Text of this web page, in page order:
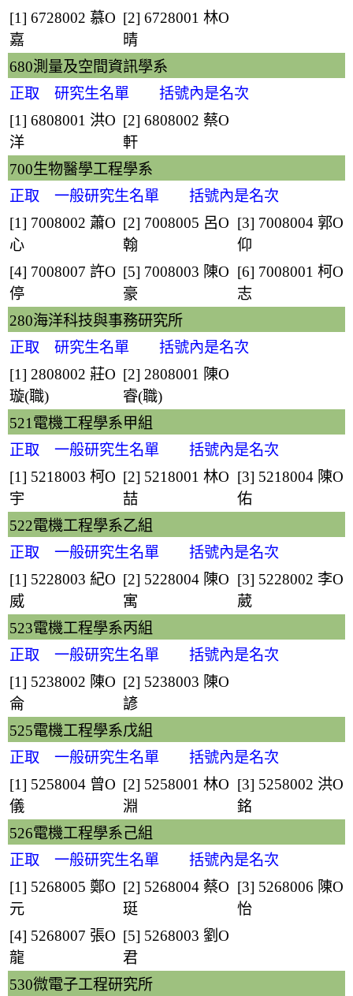
[1] 6728002 慕O
嘉
[2] 6728001 林O
晴
680測量及空間資訊學系
正取 研究生名單 括號內是名次
[1] 6808001 洪O
洋
[2] 6808002 蔡O
軒
700生物醫學工程學系
正取 一般研究生名單 括號內是名次
[1] 7008002 蕭O
心
[2] 7008005 呂O
翰
[3] 7008004 郭O
仰
[4] 7008007 許O
停
[5] 7008003 陳O
豪
[6] 7008001 柯O
志
280海洋科技與事務研究所
正取 研究生名單 括號內是名次
[1] 2808002 莊O
璇(職)
[2] 2808001 陳O
睿(職)
521電機工程學系甲組
正取 一般研究生名單 括號內是名次
[1] 5218003 柯O
宇
[2] 5218001 林O
喆
[3] 5218004 陳O
佑
522電機工程學系乙組
正取 一般研究生名單 括號內是名次
[1] 5228003 紀O
威
[2] 5228004 陳O
寓
[3] 5228002 李O
葳
523電機工程學系丙組
正取 一般研究生名單 括號內是名次
[1] 5238002 陳O
侖
[2] 5238003 陳O
諺
525電機工程學系戊組
正取 一般研究生名單 括號內是名次
[1] 5258004 曾O
儀
[2] 5258001 林O
淵
[3] 5258002 洪O
銘
526電機工程學系己組
正取 一般研究生名單 括號內是名次
[1] 5268005 鄭O
元
[2] 5268004 蔡O
珽
[3] 5268006 陳O
怡
[4] 5268007 張O
龍
[5] 5268003 劉O
君
530微電子工程研究所